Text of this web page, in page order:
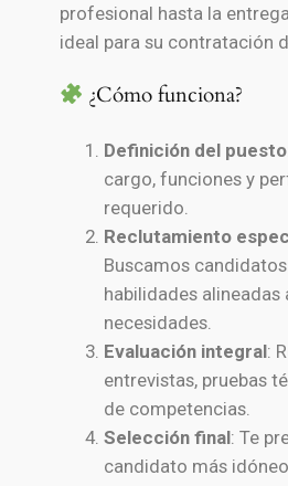
profesional hasta la
ideal para su contratación
¿Cómo funciona?
Definición del puesto
cargo, funciones y
requerido.
Reclutamiento
Buscamos
habilidades alineadas
necesidades.
Evaluación integral:
entrevistas, pruebas
de competencias.
Selección final: Te
candidato más